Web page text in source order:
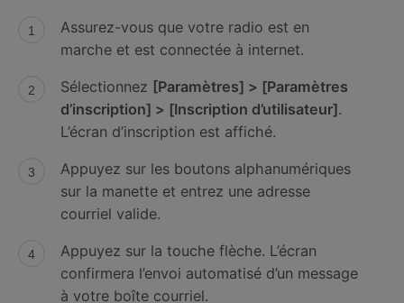
Assurez-vous que votre radio est en
marche et est connectée à internet.
Sélectionnez [Paramètres] > [Paramètres
d’inscription] > [Inscription d’utilisateur].
L’écran d’inscription est affiché.
Appuyez sur les boutons alphanumériques
sur la manette et entrez une adresse
courriel valide.
Appuyez sur la touche flèche. L’écran
confirmera l’envoi automatisé d’un message
à votre boîte courriel.